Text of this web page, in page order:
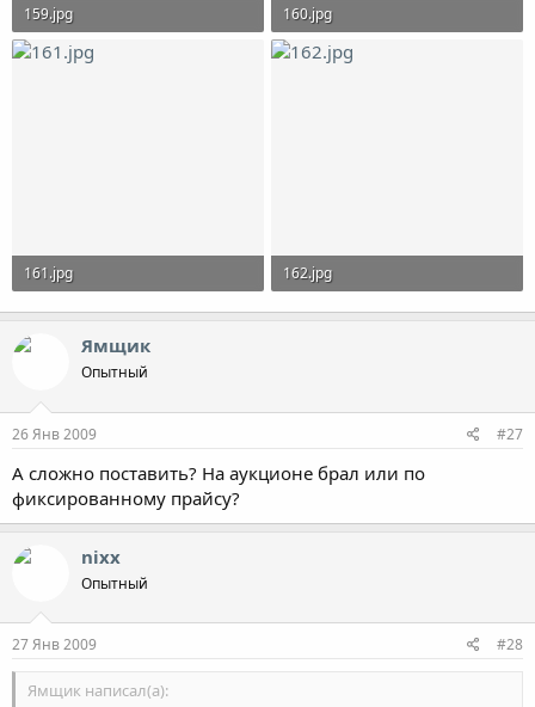
159.jpg
231.7 KB · Просмотры: 3,448
160.jpg
283.1 KB · Просмотры: 3,446
161.jpg
194.5 KB · Просмотры: 3,443
162.jpg
287.8 KB · Просмотры: 3,418
Ямщик
Опытный
26 Янв 2009 #27
А сложно поставить? На аукционе брал или по
фиксированному прайсу?
nixx
Опытный
27 Янв 2009 #28
Ямщик написал(а):